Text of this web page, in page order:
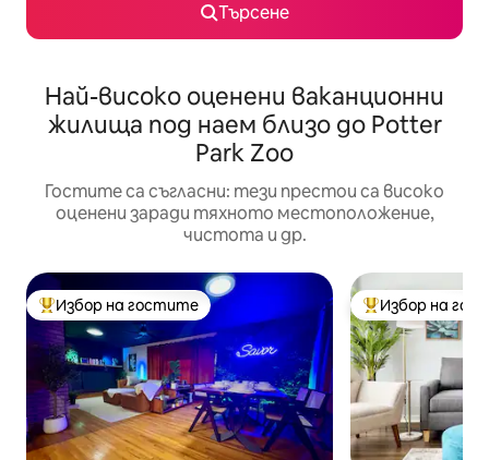
Търсене
Най-високо оценени ваканционни
жилища под наем близо до Potter
Park Zoo
Гостите са съгласни: тези престои са високо
оценени заради тяхното местоположение,
чистота и др.
Най-популярен избор на гостите
Избор на гостите Най-популярен
Избор на